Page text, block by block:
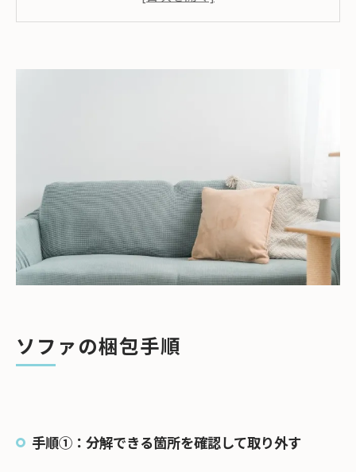
ソファ梱包のコツ
段ボールとガムテープ
緩衝材（新聞紙など）
ソファの搬入方法
引っ越し業者に依頼する場合
まとめ
ソファの梱包手順
手順①：分解できる箇所を確認して取り外す